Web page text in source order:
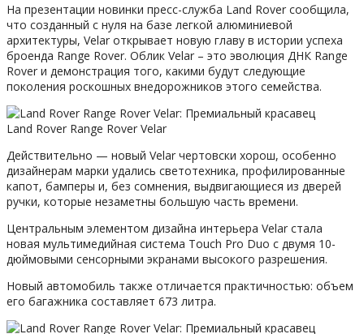
На презентации новинки пресс-служба Land Rover сообщила,
что созданный с нуля на базе легкой алюминиевой
архитектуры, Velar открывает новую главу в истории успеха
броенда Range Rover. Облик Velar – это эволюция ДНК Range
Rover и демонстрация того, какими будут следующие
поколения роскошных внедорожников этого семейства.
Land Rover Range Rover Velar
Действительно — новый Velar чертовски хорош, особенно
дизайнерам марки удались светотехника, профилированные
капот, бамперы и, без сомнения, выдвигающиеся из дверей
ручки, которые незаметны большую часть времени.
Центральным элементом дизайна интерьера Velar стала
новая мультимедийная система Touch Pro Duo с двумя 10-
дюймовыми сенсорными экранами высокого разрешения.
Новый автомобиль также отличается практичностью: объем
его багажника составляет 673 литра.